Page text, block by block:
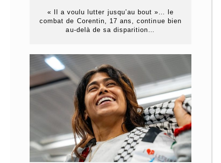
« Il a voulu lutter jusqu’au bout »… le
combat de Corentin, 17 ans, continue bien
au-delà de sa disparition…